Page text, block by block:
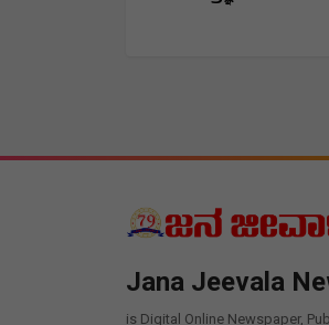
Jana Jeevala
is Digital Online Newspaper,